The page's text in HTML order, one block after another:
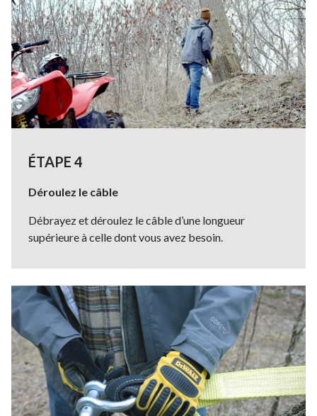
ÉTAPE 4
Déroulez le câble
Débrayez et déroulez le câble d’une longueur
supérieure à celle dont vous avez besoin.